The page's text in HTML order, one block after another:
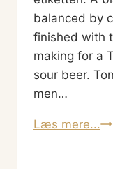
balanced by
finished with
making for a
sour beer.
men…
Læs mere...